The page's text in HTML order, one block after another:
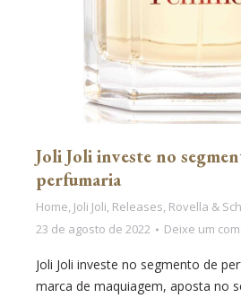
Joli Joli investe no
perfumaria
Home, Joli Joli, Releases, Rovella &
23 de agosto de 2022
Deixe um
Joli Joli investe no segmento de
marca de maquiagem, aposta no